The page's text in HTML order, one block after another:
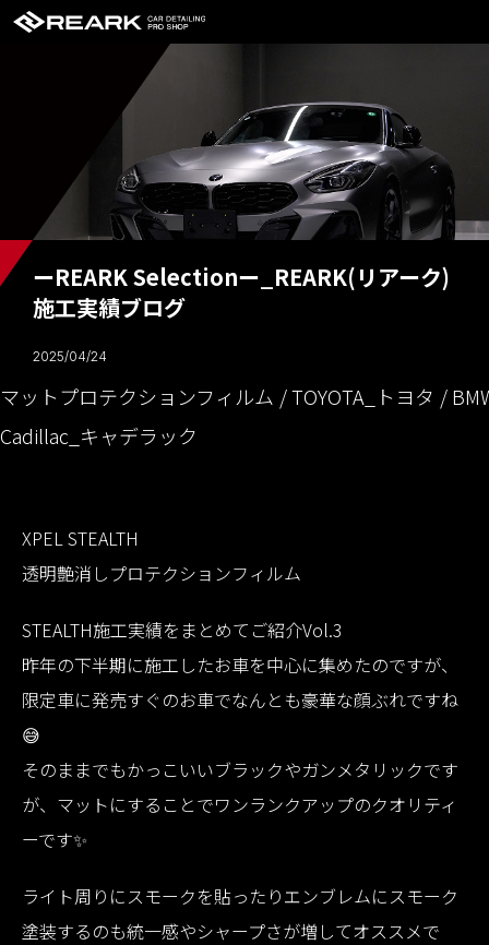
ーREARK Selectionー_REARK(リアーク)
施工実績ブログ
2025/04/24
マットプロテクションフィルム TOYOTA_トヨタ
Cadillac_キャデラック
XPEL STEALTH
透明艶消しプロテクションフィルム
STEALTH施工実績をまとめてご紹介Vol.3
昨年の下半期に施工したお車を中心に集めたのですが、
限定車に発売すぐのお車でなんとも豪華な顔ぶれですね
😅
そのままでもかっこいいブラックやガンメタリックです
が、マットにすることでワンランクアップのクオリティ
ーです✨
ライト周りにスモークを貼ったりエンブレムにスモーク
塗装するのも統一感やシャープさが増してオススメで